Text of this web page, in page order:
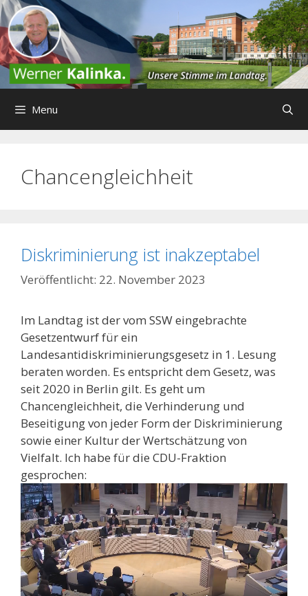
Zum
Inhalt
springen
Menu
Chancengleichheit
Diskriminierung ist inakzeptabel
22. November 2023
Im Landtag ist der vom SSW eingebrachte
Gesetzentwurf für ein
Landesantidiskriminierungsgesetz in 1. Lesung
beraten worden. Es entspricht dem Gesetz, was
seit 2020 in Berlin gilt. Es geht um
Chancengleichheit, die Verhinderung und
Beseitigung von jeder Form der Diskriminierung
sowie einer Kultur der Wertschätzung von
Vielfalt. Ich habe für die CDU-Fraktion
gesprochen: